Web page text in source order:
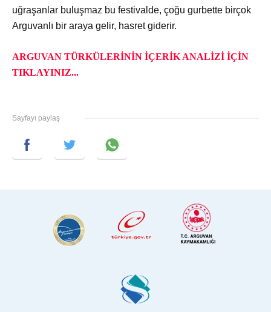
uğraşanlar buluşmaz bu festivalde, çoğu gurbette birçok
Arguvanlı bir araya gelir, hasret giderir.
ARGUVAN TÜRKÜLERİNİN İÇERİK ANALİZİ İÇİN
TIKLAYINIZ...
Sayfayı paylaş